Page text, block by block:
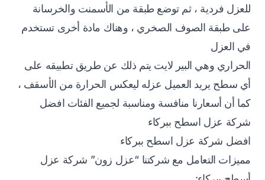
للعزل فردية ، ثم توضع طبقة من الأسمنت والخرسانة
على طبقة الصوف الصخري ، وهناك مادة أخرى تستخدم
في العزل
الحراري وهي البير لايت يتم ذلك عن طريق تطبيقه على
أي سطح يريد العميل عزله ليعكس الحرارة من الأسقف ،
كما أن أسعارنا منافسة ومناسبة لجميع الفئات افضل
شركة عزل اسطح ببركاء
افضل شركة عزل اسطح ببركاء
مميزات التعامل مع شركتنا “عزل زون” شركة عزل